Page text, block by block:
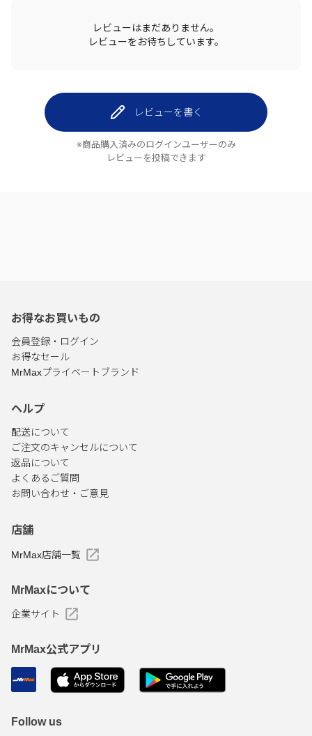
レビューはまだありません。
レビューをお待ちしています。
レビューを書く
※商品購入済みのログインユーザーのみ
レビューを投稿できます
お得なお買いもの
会員登録・ログイン
お得なセール
MrMaxプライベートブランド
ヘルプ
配送について
ご注文のキャンセルについて
返品について
よくあるご質問
お問い合わせ・ご意見
店舗
MrMax店舗一覧
MrMaxについて
企業サイト
MrMax公式アプリ
Follow us